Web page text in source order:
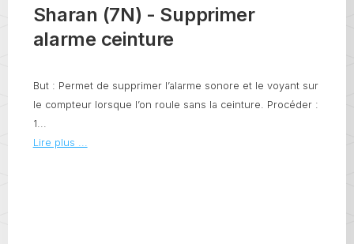
Sharan (7N) - Supprimer
alarme ceinture
But : Permet de supprimer l’alarme sonore et le voyant sur
le compteur lorsque l’on roule sans la ceinture. Procéder :
1...
Lire plus ...